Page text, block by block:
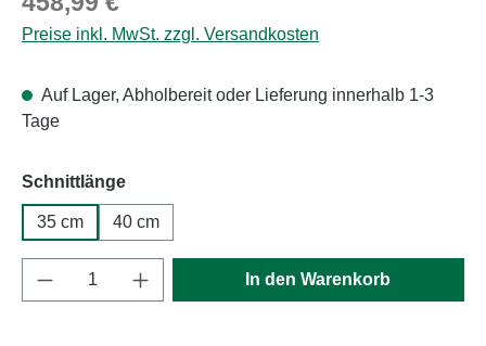
Preise inkl. MwSt. zzgl. Versandkosten
Auf Lager, Abholbereit oder Lieferung innerhalb 1-3
Tage
Schnittlängeauswählen
35 cm 40 cm
Produkt Anzahl: Gib den gewünschten
In den Warenkorb